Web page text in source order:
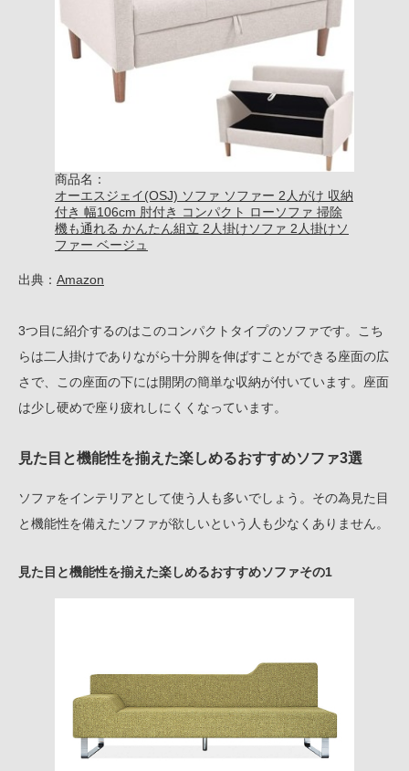
商品名：
オーエスジェイ(OSJ) ソファ ソファー 2人がけ 収納
付き 幅106cm 肘付き コンパクト ローソファ 掃除
機も通れる かんたん組立 2人掛けソファ 2人掛けソ
ファー ベージュ
出典： Amazon
3つ目に紹介するのはこのコンパクトタイプのソファです。こち
らは二人掛けでありながら十分脚を伸ばすことができる座面の広
さで、この座面の下には開閉の簡単な収納が付いています。座面
は少し硬めで座り疲れしにくくなっています。
見た目と機能性を揃えた楽しめるおすすめソファ3選
ソファをインテリアとして使う人も多いでしょう。その為見た目
と機能性を備えたソファが欲しいという人も少なくありません。
見た目と機能性を揃えた楽しめるおすすめソファその1